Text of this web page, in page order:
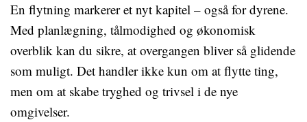
En flytning markerer et nyt kapitel – også for dyrene.
Med planlægning, tålmodighed og økonomisk
overblik kan du sikre, at overgangen bliver så glidende
som muligt. Det handler ikke kun om at flytte ting,
men om at skabe tryghed og trivsel i de nye
omgivelser.